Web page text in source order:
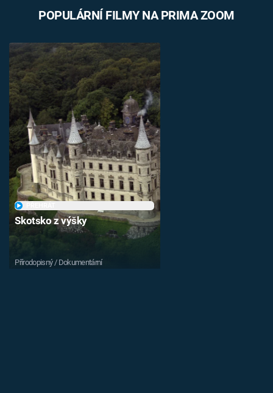
POPULÁRNÍ FILMY NA PRIMA ZOOM
Skotsko z výšky
Přírodopisný / Dokumentární